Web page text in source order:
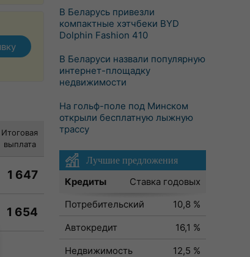
Итоговая
выплата
1 647
1 654
В Беларусь привезли
компактные хэтчбеки BYD
Dolphin Fashion 410
В Беларуси назвали популярную
интернет-площадку
недвижимости
На гольф-поле под Минском
открыли бесплатную лыжную
трассу
Лучшие предложения
Кредиты
Ставка годовых
Потребительский
10,8 %
Автокредит
16,1 %
Недвижимость
12,5 %